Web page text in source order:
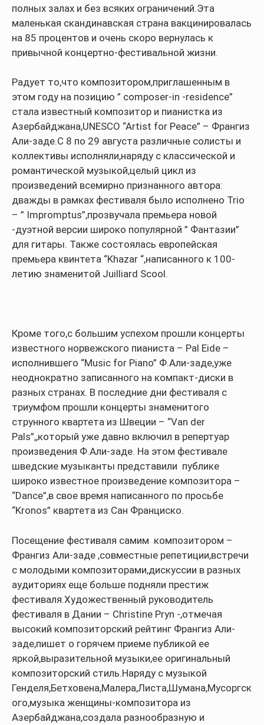
полных залах и без всяких ограничений.Эта
маленькая скандинавская страна вакцинировалась
на 85 процентов и очень скоро вернулась к
привычной концертно-фестивальной жизни.
Радует то,что композитором,приглашенным в
этом году на позицию ” composer-in -residence”
стала известный композитор и пианистка из
Азербайджана,UNESCO “Artist for Peace” – Франгиз
Али-заде.С 8 по 29 августа различные солисты и
коллективы исполняли,наряду с классической и
романтической музыкой,целый цикл из
произведений всемирно признанного автора:
дважды в рамках фестиваля было исполнено Trio
– ” Impromptus”,прозвучала премьера новой
-дуэтной версии широко популярной ” Фантазии”
для гитары. Также состоялась европейская
премьера квинтета “Khazar “,написанного к 100-
летию знаменитой Juilliard Scool.
Кроме того,с большим успехом прошли концерты
известного норвежского пианиста – Pal Eide –
исполнившего “Music for Piano” Ф.Али-заде,уже
неоднократно записанного на компакт-диски в
разных странах. В последние дни фестиваля с
триумфом прошли концерты знаменитого
струнного квартета из Швеции – “Van der
Pals”,,который уже давно включил в репертуар
произведения Ф.Али-заде. На этом фестивале
шведские музыканты представили публике
широко известное произведение композитора –
“Dance”,в свое время написанного по просьбе
“Kronos” квартета из Сан Франциско.
Посещение фестиваля самим композитором –
Франгиз Али-заде ,совместные репетиции,встречи
с молодыми композиторами,дискуссии в разных
аудиториях еще больше подняли престиж
фестиваля.Художественный руководитель
фестиваля в Дании – Christine Pryn -,отмечая
высокий композиторский рейтинг Франгиз Али-
заде,пишет о горячем приеме публикой ее
яркой,выразительной музыки,ее оригинальный
композиторский стиль.Наряду с музыкой
Генделя,Бетховена,Малера,Листа,Шумана,Мусоргск
ого,музыка женщины-композитора из
Азербайджана,создала разнообразную и